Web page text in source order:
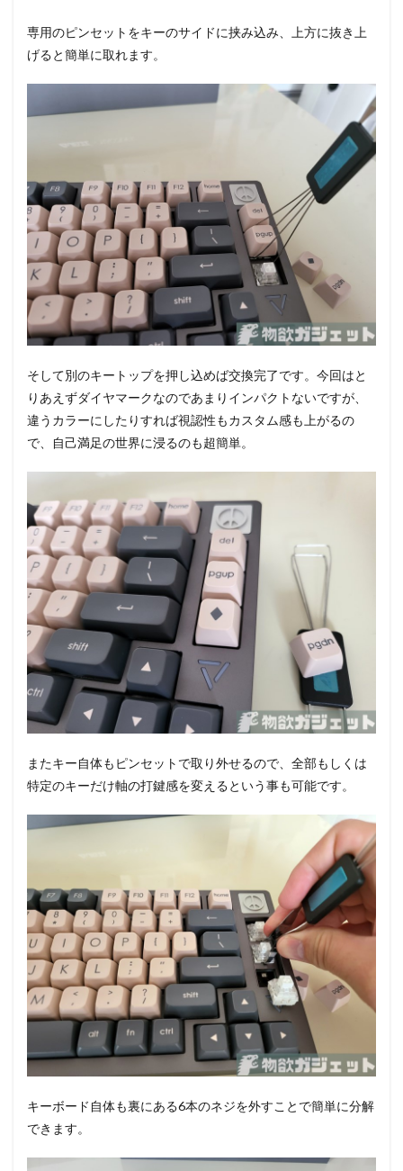
専用のピンセットをキーのサイドに挟み込み、上方に抜き上
げると簡単に取れます。
そして別のキートップを押し込めば交換完了です。今回はと
りあえずダイヤマークなのであまりインパクトないですが、
違うカラーにしたりすれば視認性もカスタム感も上がるの
で、自己満足の世界に浸るのも超簡単。
またキー自体もピンセットで取り外せるので、全部もしくは
特定のキーだけ軸の打鍵感を変えるという事も可能です。
キーボード自体も裏にある6本のネジを外すことで簡単に分解
できます。